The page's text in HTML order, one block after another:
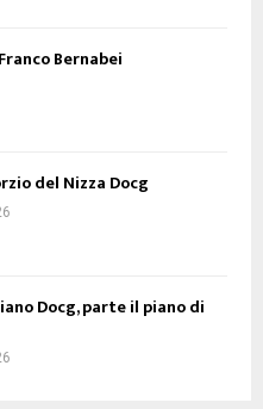
Bernabei
del Nizza Docg
Docg, parte il piano di